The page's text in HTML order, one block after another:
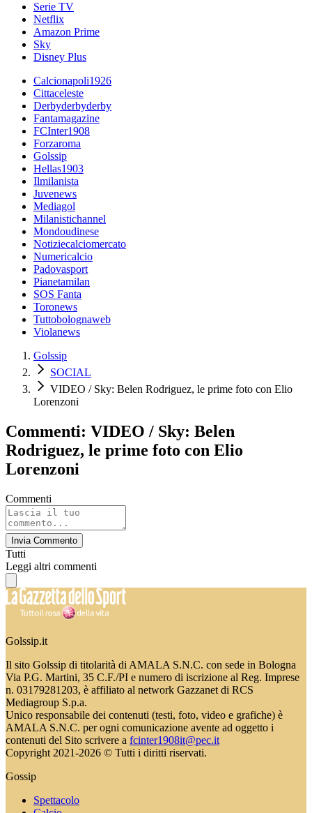
Serie TV
Netflix
Amazon Prime
Sky
Disney Plus
Calcionapoli1926
Cittaceleste
Derbyderbyderby
Fantamagazine
FCInter1908
Forzaroma
Golssip
Hellas1903
Ilmilanista
Juvenews
Mediagol
Milanistichannel
Mondoudinese
Notiziecalciomercato
Numericalcio
Padovasport
Pianetamilan
SOS Fanta
Toronews
Tuttobolognaweb
Violanews
Golssip
SOCIAL
VIDEO / Sky: Belen Rodriguez, le prime foto con Elio
Lorenzoni
Commenti: VIDEO / Sky: Belen
Rodriguez, le prime foto con Elio
Lorenzoni
Commenti
Invia Commento
Tutti
Leggi altri commenti
Golssip.it
Il sito Golssip di titolarità di AMALA S.N.C. con sede in Bologna
Via P.G. Martini, 35 C.F./PI e numero di iscrizione al Reg. Imprese
n. 03179281203, è affiliato al network Gazzanet di RCS
Mediagroup S.p.a.
Unico responsabile dei contenuti (testi, foto, video e grafiche) è
AMALA S.N.C. per ogni comunicazione avente ad oggetto i
contenuti del Sito scrivere a fcinter1908it@pec.it
Copyright 2021-2026 © Tutti i diritti riservati.
Gossip
Spettacolo